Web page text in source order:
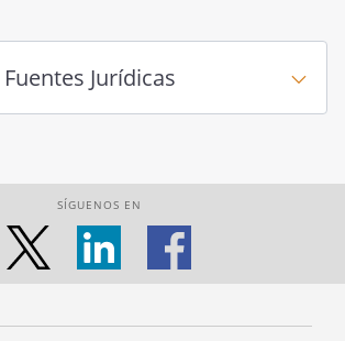
Fuentes Jurídicas
SÍGUENOS EN